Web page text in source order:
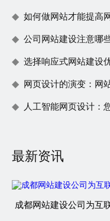
如何做网站才能提高
公司网站建设注意哪
选择响应式网站建设
网页设计的演变：网
人工智能网页设计：
最新资讯
成都网站建设公司为互